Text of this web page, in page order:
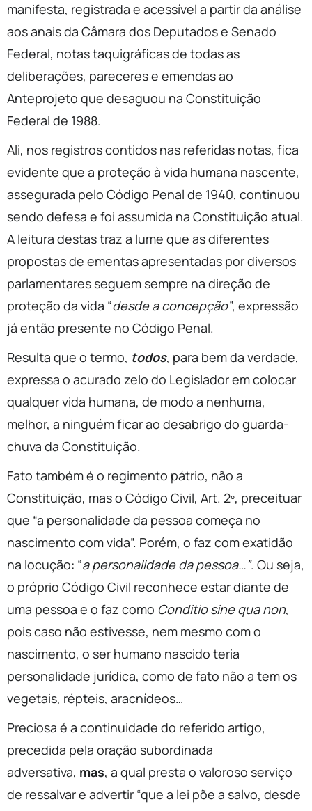
manifesta, registrada e acessível a partir da análise
aos anais da Câmara dos Deputados e Senado
Federal, notas taquigráficas de todas as
deliberações, pareceres e emendas ao
Anteprojeto que desaguou na Constituição
Federal de 1988.
Ali, nos registros contidos nas referidas notas, fica
evidente que a proteção à vida humana nascente,
assegurada pelo Código Penal de 1940, continuou
sendo defesa e foi assumida na Constituição atual.
A leitura destas traz a lume que as diferentes
propostas de ementas apresentadas por diversos
parlamentares seguem sempre na direção de
proteção da vida “desde a concepção”, expressão
já então presente no Código Penal.
Resulta que o termo, todos, para bem da verdade,
expressa o acurado zelo do Legislador em colocar
qualquer vida humana, de modo a nenhuma,
melhor, a ninguém ficar ao desabrigo do guarda-
chuva da Constituição.
Fato também é o regimento pátrio, não a
Constituição, mas o Código Civil, Art. 2º, preceituar
que “a personalidade da pessoa começa no
nascimento com vida”. Porém, o faz com exatidão
na locução: “a personalidade da pessoa…”. Ou seja,
o próprio Código Civil reconhece estar diante de
uma pessoa e o faz como Conditio sine qua non,
pois caso não estivesse, nem mesmo com o
nascimento, o ser humano nascido teria
personalidade jurídica, como de fato não a tem os
vegetais, répteis, aracnídeos…
Preciosa é a continuidade do referido artigo,
precedida pela oração subordinada
adversativa, mas, a qual presta o valoroso serviço
de ressalvar e advertir “que a lei põe a salvo, desde